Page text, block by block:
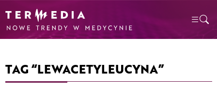
TAG “LEWACETYLEUCYNA”